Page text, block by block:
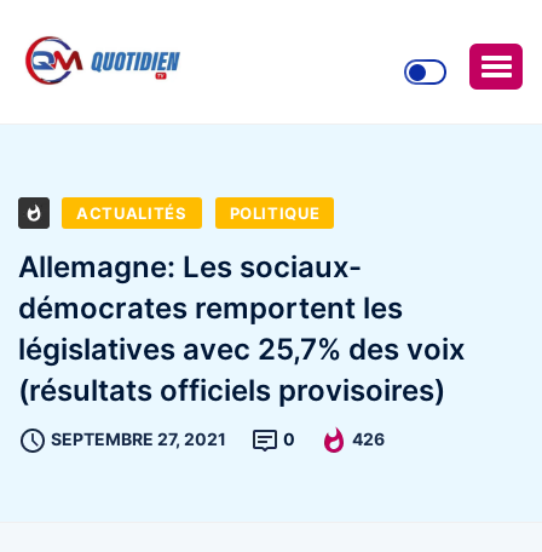
ACTUALITÉS POLITIQUE
Allemagne: Les sociaux-
démocrates remportent les
législatives avec 25,7% des voix
(résultats officiels provisoires)
SEPTEMBRE 27, 2021 0 426